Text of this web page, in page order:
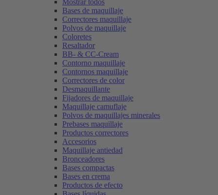
Mostrar todos
Bases de maquillaje
Correctores maquillaje
Polvos de maquillaje
Coloretes
Resaltador
BB- & CC-Cream
Contorno maquillaje
Contornos maquillaje
Correctores de color
Desmaquillante
Fijadores de maquillaje
Maquillaje camuflaje
Polvos de maquillajes minerales
Prebases maquillaje
Productos correctores
Accesorios
Maquillaje antiedad
Bronceadores
Bases compactas
Bases en crema
Productos de efecto